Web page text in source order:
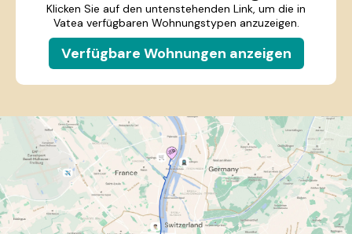
Klicken Sie auf den untenstehenden Link, um die in
Vatea verfügbaren Wohnungstypen anzuzeigen.
Verfügbare Wohnungen anzeigen